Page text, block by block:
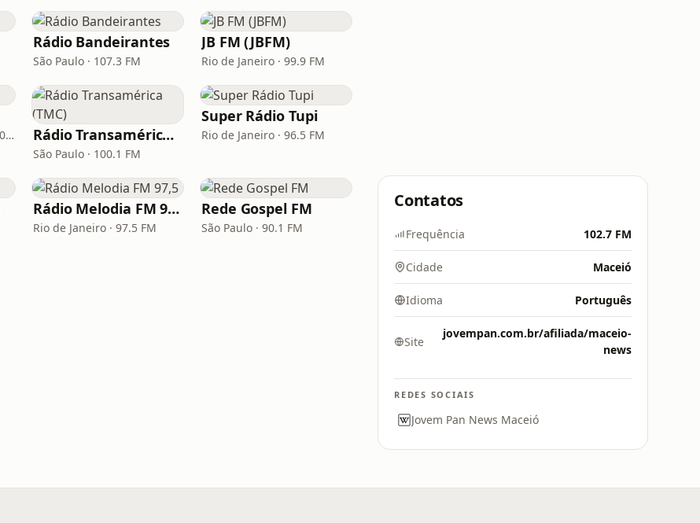
Rádio Bandeirantes
São Paulo · 107.3 FM
JB FM (JBFM)
Rio de Janeiro · 99.9 FM
Porto Alegre · 93.7 FM, 600 AM Rádio Transamérica (TMC)
São Paulo · 100.1 FM
Super Rádio Tupi
Rio de Janeiro · 96.5 FM
Rádio Melodia FM 97,5
Rio de Janeiro · 97.5 FM
Rede Gospel FM
São Paulo · 90.1 FM
Contatos
Frequência 102.7 FM
Cidade Maceió
Idioma Português
Site
jovempan.com.br/afiliada/maceio-
news
REDES SOCIAIS
Jovem Pan News Maceió